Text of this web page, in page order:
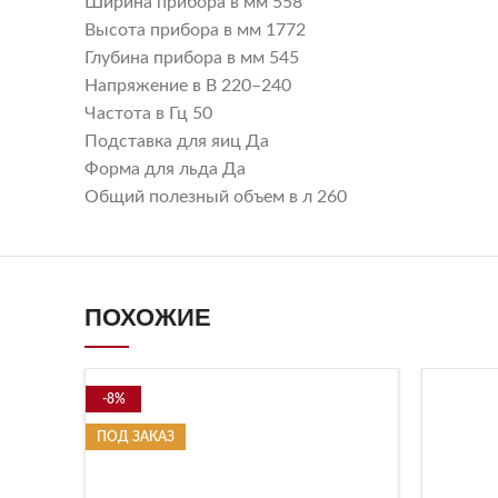
Высота прибора в мм 1772
Глубина прибора в мм 545
Напряжение в В 220–240
Частота в Гц 50
Подставка для яиц Да
Форма для льда Да
Общий полезный объем в л 260
ПОХОЖИЕ
-8%
ПОД ЗАКАЗ